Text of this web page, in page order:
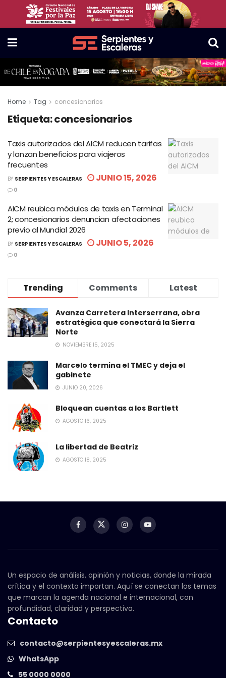
Home Tag concesionarios
Etiqueta:concesionarios
Taxis autorizados del AICM reducen tarifas
y lanzan beneficios para viajeros
frecuentes
BY SERPIENTES Y ESCALERAS JUNIO 15, 2026
0
AICM reubica módulos de taxis en Terminal
2; concesionarios denuncian afectaciones
previo al Mundial 2026
BY SERPIENTES Y ESCALERAS JUNIO 5, 2026
0
Trending Comments Latest
Avanza Carretera Interserrana, obra
estratégica que conectará la Sierra
Norte
NOVIEMBRE 15, 2025
Marcelo termina el TMEC y deja el
gabinete
JUNIO 20, 2026
Bloquean cuentas a los Bartlett
AGOSTO 16, 2025
La libertad de Beatriz
AGOSTO 18, 2025
Un espacio de análisis, opinión y noticias, donde la mirada
crítica y el contexto importan. Aquí se conectan los temas
que marcan la agenda nacional e internacional, con
profundidad, claridad y perspectiva.
Contacto
contacto@serpientesyescaleras.mx
WhatsApp
55 0000 0000